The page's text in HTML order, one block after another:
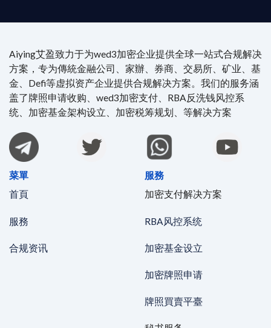
Aiying艾盈致力于为wed3加密企业提供全球一站式合规解决
方案，专为傳統金融公司、家辦、券商、交易所、矿业、基
金、Defi等虚拟资产企业提供合规解决方案。我们的服务涵
盖了牌照申请收购、wed3加密支付、RBA反洗钱风控系
统、加密基金架构设立、加密税筹规划、等解决方案
菜單
首頁
服務
合规资讯
服務
加密支付解决方案
RBA风控系统
加密基金设立
加密牌照申请
牌照買賣平臺